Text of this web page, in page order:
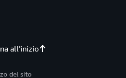
all'inizio
del sito